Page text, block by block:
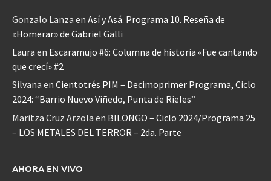
Gonzalo Lanza en Así y Asá. Programa 10. Reseña de
«Homerar» de Gabriel Galli
Laura en Escaramujo #6: Columna de historia «Fue cantando
que crecí» #2
Silvana en Cientotrés PIM – Decimoprimer Programa, Ciclo
2024: “Barrio Nuevo Viñedo, Punta de Rieles”
Maritza Cruz Arzola en BILONGO – Ciclo 2024/Programa 25
– LOS METALES DEL TERROR – 2da. Parte
AHORA EN VIVO